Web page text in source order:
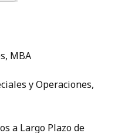
MBA
y Operaciones,
a Largo Plazo de